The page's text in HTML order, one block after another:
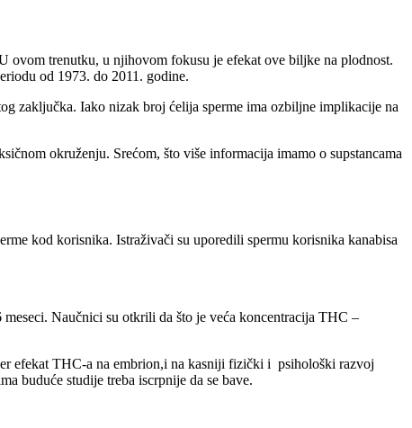
ovom trenutku, u njihovom fokusu je efekat ove biljke na plodnost.
od 1973. do 2011. godine.
zaključka. Iako nizak broj ćelija sperme ima ozbiljne implikacije na
okruženju. Srećom, što više informacija imamo o supstancama
kod korisnika. Istraživači su uporedili spermu korisnika kanabisa
Naučnici su otkrili da što je veća koncentracija THC –
efekat THC-a na embrion,i na kasniji fizički i psihološki razvoj
buduće studije treba iscrpnije da se bave.